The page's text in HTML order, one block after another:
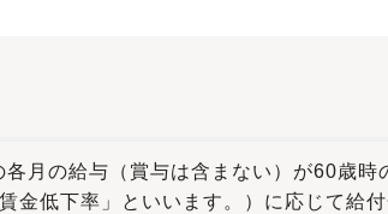
各月の給与（賞与は含まない）が60歳時
金低下率」といいます。）に応じて給